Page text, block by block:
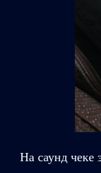
На саунд чеке